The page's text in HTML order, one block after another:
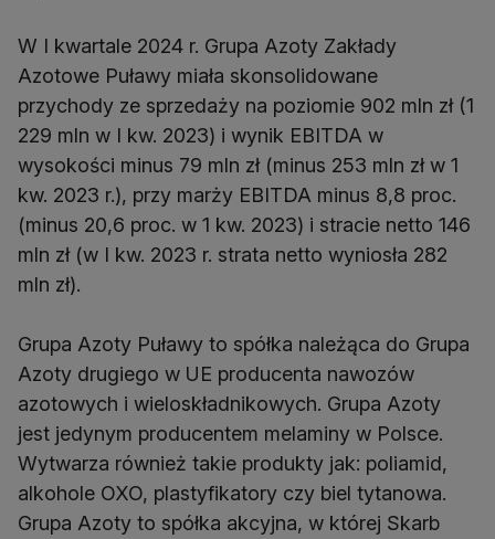
W I kwartale 2024 r. Grupa Azoty Zakłady
Azotowe Puławy miała skonsolidowane
przychody ze sprzedaży na poziomie 902 mln zł (1
229 mln w I kw. 2023) i wynik EBITDA w
wysokości minus 79 mln zł (minus 253 mln zł w 1
kw. 2023 r.), przy marży EBITDA minus 8,8 proc.
(minus 20,6 proc. w 1 kw. 2023) i stracie netto 146
mln zł (w I kw. 2023 r. strata netto wyniosła 282
mln zł).
Grupa Azoty Puławy to spółka należąca do Grupa
Azoty drugiego w UE producenta nawozów
azotowych i wieloskładnikowych. Grupa Azoty
jest jedynym producentem melaminy w Polsce.
Wytwarza również takie produkty jak: poliamid,
alkohole OXO, plastyfikatory czy biel tytanowa.
Grupa Azoty to spółka akcyjna, w której Skarb